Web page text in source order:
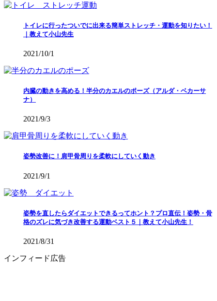
トイレに行ったついでに出来る簡単ストレッチ・運動を知りたい！
｜教えて小山先生
2021/10/1
内臓の動きを高める！半分のカエルのポーズ（アルダ・ベカーサ
ナ）
2021/9/3
姿勢改善に！肩甲骨周りを柔軟にしていく動き
2021/9/1
姿勢を直したらダイエットできるってホント？プロ直伝！姿勢・骨
格のズレに気づき改善する運動ベスト５｜教えて小山先生！
2021/8/31
インフィード広告